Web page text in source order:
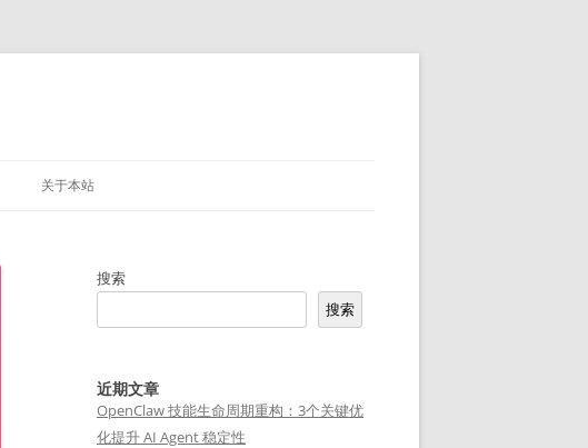
关于本站
搜索
搜索
近期文章
OpenClaw 技能生命周期重构：3个关键优
化提升 AI Agent 稳定性